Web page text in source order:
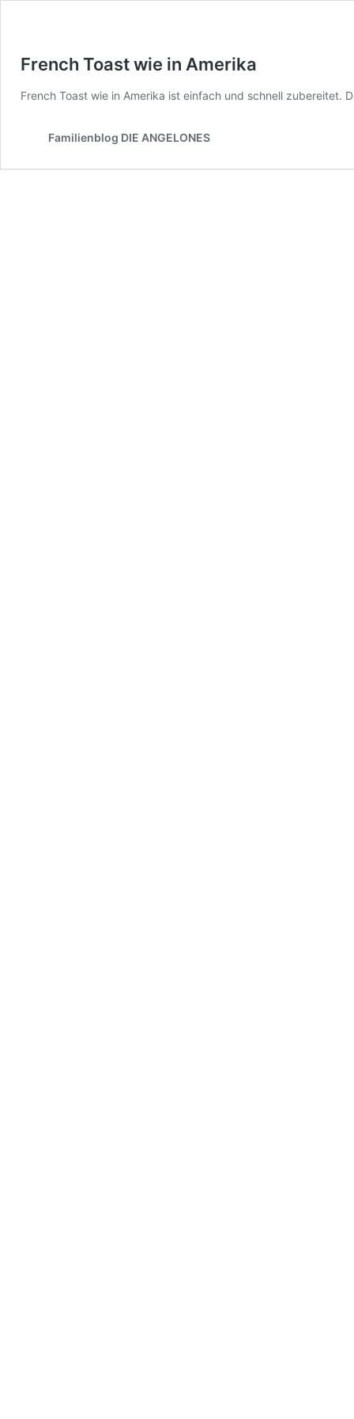
French Toast wie in Amerika
French Toast wie in Amerika ist einfach und schnell zubereitet.
Familienblog DIE ANGELONES